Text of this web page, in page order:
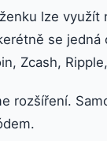
lze využít
se jedná
Zcash,
rozšíření.